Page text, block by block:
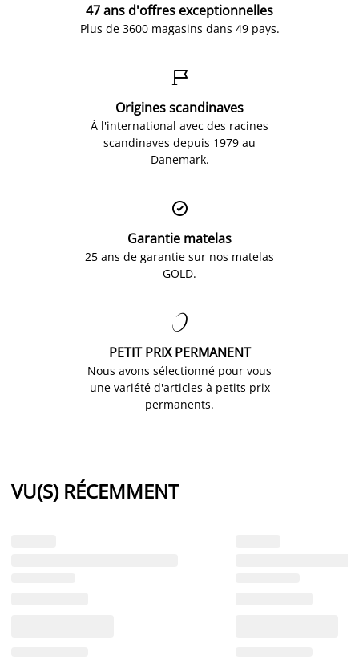
47 ans d'offres exceptionnelles
Plus de 3600 magasins dans 49 pays.

Origines scandinaves
À l'international avec des racines
scandinaves depuis 1979 au
Danemark.

Garantie matelas
25 ans de garantie sur nos matelas
GOLD.

PETIT PRIX PERMANENT
Nous avons sélectionné pour vous
une variété d'articles à petits prix
permanents.
VU(S) RÉCEMMENT